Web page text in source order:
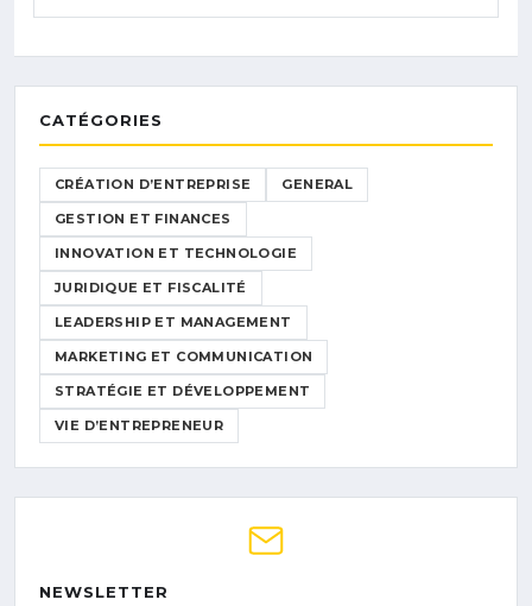
CATÉGORIES
CRÉATION D’ENTREPRISE GENERAL
GESTION ET FINANCES
INNOVATION ET TECHNOLOGIE
JURIDIQUE ET FISCALITÉ
LEADERSHIP ET MANAGEMENT
MARKETING ET COMMUNICATION
STRATÉGIE ET DÉVELOPPEMENT
VIE D’ENTREPRENEUR
NEWSLETTER